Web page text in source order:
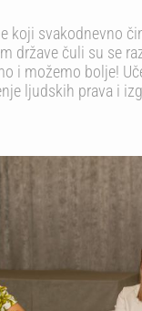
koji svakodnevno
države čuli su se
i možemo bolje!
ljudskih prava i